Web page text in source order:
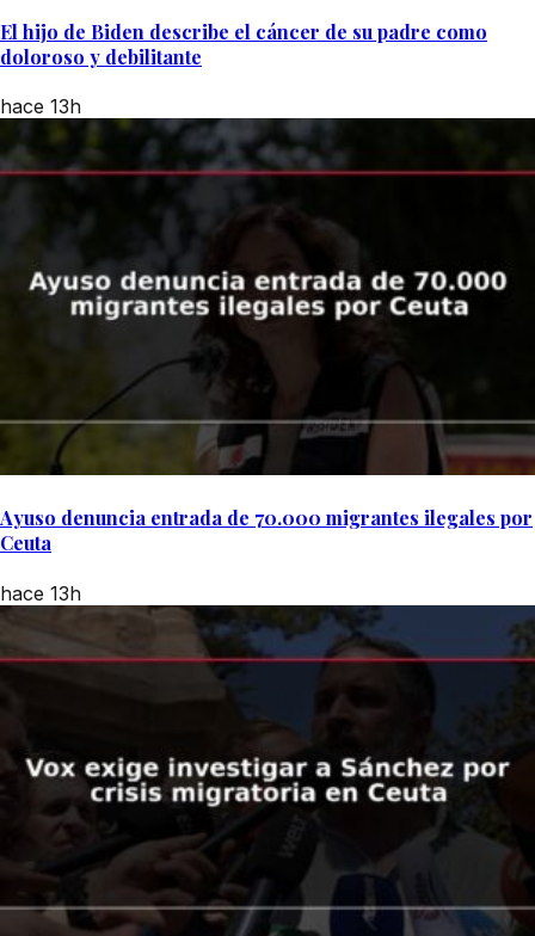
El hijo de Biden describe el cáncer de su padre como
doloroso y debilitante
hace 13h
Ayuso denuncia entrada de 70.000 migrantes ilegales por
Ceuta
hace 13h